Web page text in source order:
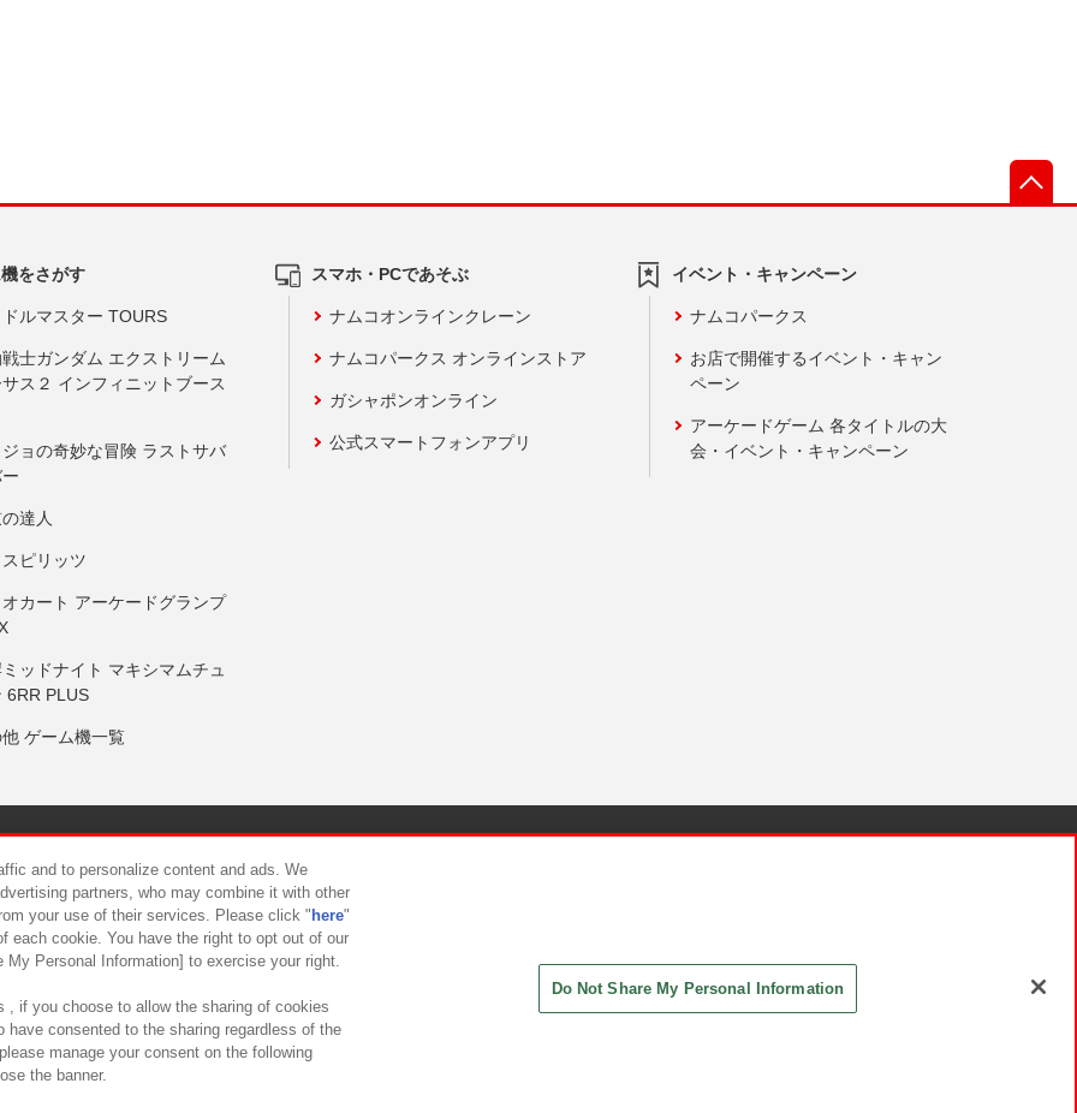
をさがす
ルマスター TOURS
士ガンダム エクストリーム
ス２ インフィニットブース
ョの奇妙な冒険 ラストサバ
達人
ピリッツ
カート アーケードグランプ
ッドナイト マキシマムチュ
6RR PLUS
ゲーム機一覧
スマホ・PCであそぶ
ナムコオンラインクレーン
ナムコパークス オンラインストア
ガシャポンオンライン
公式スマートフォンアプリ
イベント・キャンペーン
ナムコパークス
お店で開催するイベント・キャン
ペーン
アーケードゲーム 各タイトルの大
会・イベント・キャンペーン
について カスタマーハラスメント対応方針
and to personalize content and ads. We
partners, who may combine it with other
your use of their services. Please click " here"
each cookie. You have the right to opt out of our
Personal Information] to exercise your right.
, if you choose to allow the sharing of cookies
have consented to the sharing regardless of the
manage your consent on the following
the banner.
Do Not Share My Personal Information